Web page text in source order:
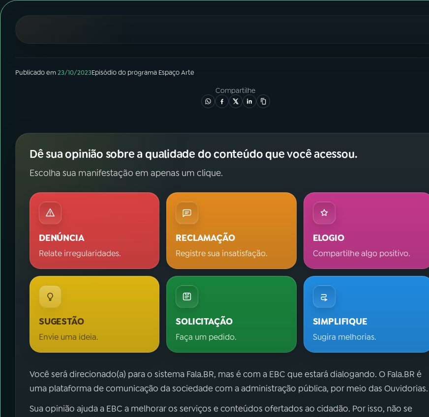
TikTok
Publicado em23/10/2023Episódiodo programa Espaço Arte
Compartilhe
Dê sua opinião sobre a qualidade do conteúdo que você acessou.
Escolha sua manifestação em apenas um clique.
DENÚNCIA
Relate irregularidades.
RECLAMAÇÃO
Registre sua insatisfação.
ELOGIO
Compartilhe algo positivo.
SUGESTÃO
Envie uma ideia.
SOLICITAÇÃO
Faça um pedido.
SIMPLIFIQUE
Sugira melhorias.
Você será direcionado(a) para o sistema Fala.BR, mas é com a EBC que estará dialogando. O Fala.BR é
uma plataforma de comunicação da sociedade com a administração pública, por meio das Ouvidorias.
Sua opinião ajuda a EBC a melhorar os serviços e conteúdos ofertados ao cidadão. Por isso, não se